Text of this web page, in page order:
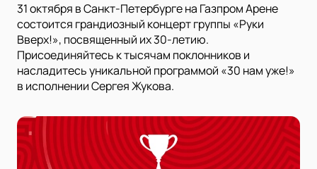
31 октября в Санкт-Петербурге на Газпром Арене
состоится грандиозный концерт группы «Руки
Вверх!», посвященный их 30-летию.
Присоединяйтесь к тысячам поклонников и
насладитесь уникальной программой «30 нам уже!»
в исполнении Сергея Жукова.